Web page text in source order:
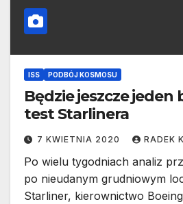
ISS PODBÓJ KOSMOSU
Będzie jeszcze jeden
test Starlinera
7 KWIETNIA 2020 RADEK
Po wielu tygodniach analiz
po nieudanym grudniowym
Starliner, kierownictwo